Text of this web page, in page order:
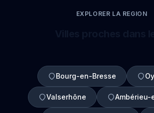
EXPLORER LA REGION
Bourg-en-Bresse
Valserhône Ambérieu-